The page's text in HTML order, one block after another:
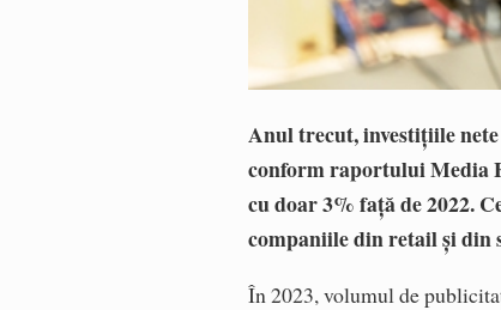
Anul trecut, investițiile
conform raportului Media
cu doar 3% față de 2022.
companiile din retail și
În 2023, volumul de